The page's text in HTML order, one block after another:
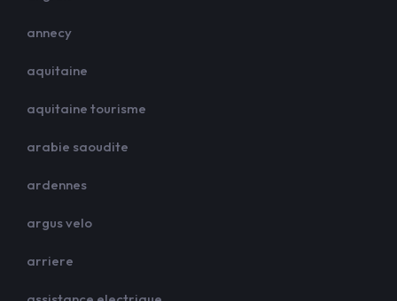
annecy
aquitaine
aquitaine tourisme
arabie saoudite
ardennes
argus velo
arriere